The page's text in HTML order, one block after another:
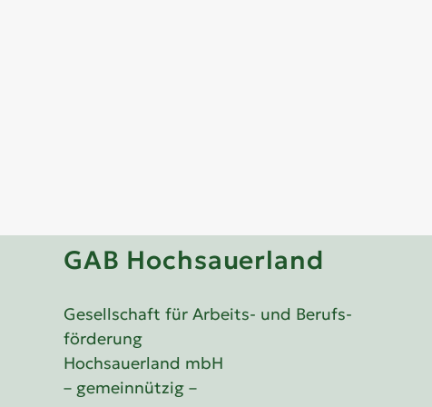
GAB Hochsauerland
Gesellschaft für Arbeits- und Berufs­
förderung
Hochsauerland mbH
– gemeinnützig –